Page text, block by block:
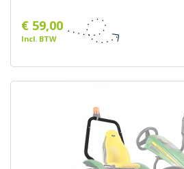
€ 59,00
Incl. BTW